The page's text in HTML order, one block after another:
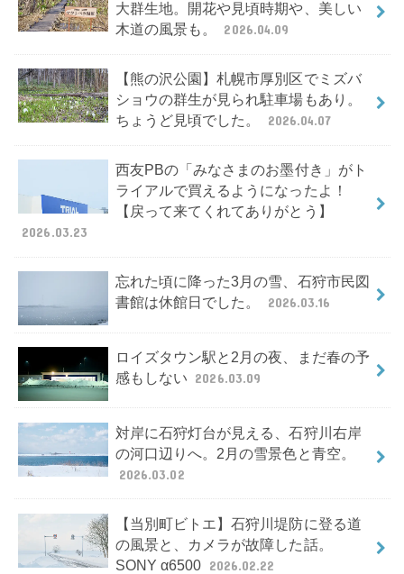
大群生地。開花や見頃時期や、美しい
木道の風景も。
2026.04.09
【熊の沢公園】札幌市厚別区でミズバ
ショウの群生が見られ駐車場もあり。
ちょうど見頃でした。
2026.04.07
西友PBの「みなさまのお墨付き」がト
ライアルで買えるようになったよ！
【戻って来てくれてありがとう】
2026.03.23
忘れた頃に降った3月の雪、石狩市民図
書館は休館日でした。
2026.03.16
ロイズタウン駅と2月の夜、まだ春の予
感もしない 2026.03.09
対岸に石狩灯台が見える、石狩川右岸
の河口辺りへ。2月の雪景色と青空。
2026.03.02
【当別町ビトエ】石狩川堤防に登る道
の風景と、カメラが故障した話。
SONY α6500 2026.02.22